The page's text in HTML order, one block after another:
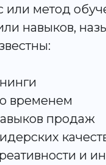
метод
навыков,
временем
продаж
и